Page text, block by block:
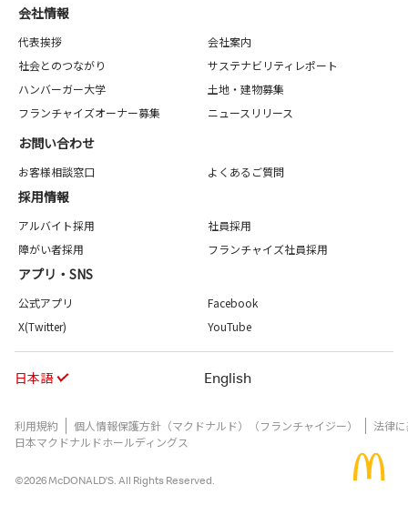
会社情報
代表挨拶
会社案内
社会とのつながり
サステナビリティレポート
ハンバーガー大学
土地・建物募集
フランチャイズオーナー募集
ニュースリリース
お問い合わせ
お客様相談窓口 よくあるご質問
採用情報
アルバイト採用
社員採用
障がい者採用
フランチャイズ社員採用
アプリ・SNS
公式アプリ
Facebook
X(Twitter)
YouTube
日本語 English
利用規約 個人情報保護方針（マクドナルド）（フランチャイジー）
法律
日本マクドナルドホールディングス
©2026 McDONALD’S. All Rights Reserved.